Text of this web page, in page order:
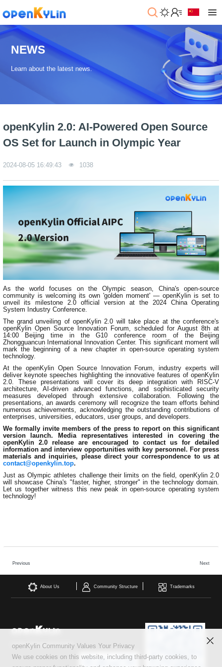
>
下
系
p
e
n
y
i
0
P
2
（
x
8
）
p
e
n
K
l
i
n
3
.
0
A
l
p
h
a
（
x
8
发
行
版
兼
衍
版
技
术
衍
生
发
行
版
>
像
镜
像
站
应
用
镜
像
下
载
社
社
区
区
绍
架
数
字
看
板
社
区
案
例
集
国
际
排
名
行
为
守
品
牌
指
南
社
交
区
论
坛
邮
件
列
表
社
交
流
社
区
组
织
I
G
中
心
社
区
会
员
高
校
专
区
用
户
组
>
贡
献
成
长
C
L
A
签
署
社
区
实
习
翻
译
平
台
成
长
体
>
社
资
态
社
区
月
刊
活
动
日
活
动
会
员
龙
高
校
沙
龙
开
发
大
赛
/
活
动
版
本
共
测
用
户
组
活
>
品
牌
赛
事
研
究
生
大
赛
麟
杯
大
赛
文
档
征
集
活
动
开
放
G
o
X
K
>
行
业
大
会
开
发
者
大
会
届
大
会
回
顾
>
学
学
在
线
课
程
文
档
中
心
>
人
才
认
证
社
区
人
才
认
证
开
开
发
规
范
发
打
包
规
范
>
开
发
平
台
软
件
包
编
译
平
台
发
行
建
平
台
持
续
集
成
>
代
码
资
源
代
码
托
管
台
第
三
开
源
组
洞
告
与
反
持
>
技
术
支
持
兼
容
适
配
常
见
问
题
>
协
议
与
声
明
软
件
上
架
协
贡
献
协
隐
私
律
NEWS
Learn about the latest news.
openKylin 2.0: AI-Powered Open Source
OS Set for Launch in Olympic Year
2024-08-05 16:49:43 1038
As the world focuses on the Olympic season, China's open-source
community is welcoming its own 'golden moment' — openKylin is set to
unveil its milestone 2.0 official version at the 2024 China Operating
System Industry Conference.
The grand unveiling of openKylin 2.0 will take place at the conference's
openKylin Open Source Innovation Forum, scheduled for August 8th at
14:00 Beijing time in the G10 conference room of the Beijing
Zhongguancun International Innovation Center. This significant moment will
mark the beginning of a new chapter in open-source operating system
technology.
At the openKylin Open Source Innovation Forum, industry experts will
deliver keynote speeches highlighting the innovative features of openKylin
2.0. These presentations will cover its deep integration with RISC-V
architecture, AI-driven advanced functions, and sophisticated security
measures developed through extensive collaboration. Following the
presentations, an awards ceremony will recognize the team efforts behind
numerous achievements, acknowledging the outstanding contributions of
enterprises, universities, educators, user groups, and developers.
We formally invite members of the press to report on this significant
version launch. Media representatives interested in covering the
openKylin 2.0 release are encouraged to contact us for detailed
information and interview opportunities with key personnel. For press
materials and inquiries, please direct your correspondence to us at
contact@openkylin.top.
Just as Olympic athletes challenge their limits on the field, openKylin 2.0
will showcase China's "faster, higher, stronger" in the technology domain.
Let us together witness this new peak in open-source operating system
technology!
Previous Next
About Us Community Structure Trademarks
contact@openkylin.top
openKylin Community Values Your Privacy
We use cookies on this website, including third-party cookies, to